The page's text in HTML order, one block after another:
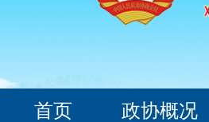
首页 政协概况